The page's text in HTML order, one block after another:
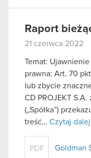
Raport
21 czerwca 2022
Temat:
prawna: Art. 70
lub zbycie
CD PROJEKT
(„Spółka”)
treść… Czytaj dalej
PDF Goldman